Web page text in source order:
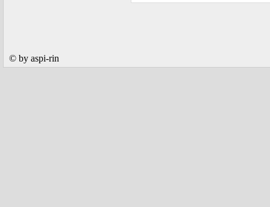
© by aspi-rin